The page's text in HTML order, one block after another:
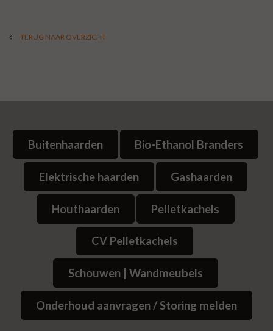
TERUG NAAR OVERZICHT
Buitenhaarden Bio-Ethanol Branders
Elektrische haarden Gashaarden
Houthaarden Pelletkachels
CV Pelletkachels
Schouwen | Wandmeubels
Onderhoud aanvragen / Storing melden